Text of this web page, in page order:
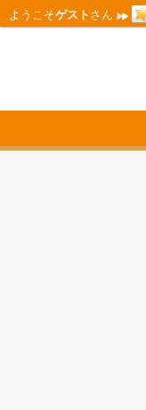
ようこそゲスト さん